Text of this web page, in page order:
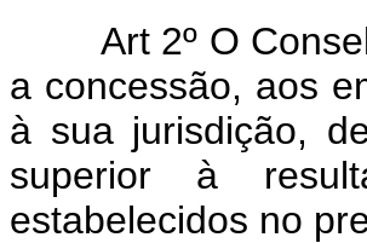
Art 2º O
a concessão, aos
à sua jurisdição,
superior à
estabelecidos no